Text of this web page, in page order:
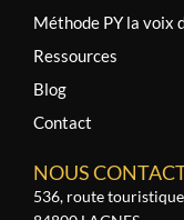
Méthode PY la voix
Ressources
Blog
Contact
NOUS
536, route